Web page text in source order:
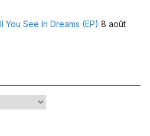
You See In Dreams (EP) 8 août